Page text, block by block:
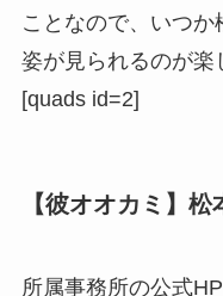
ことなので、いつ
姿が見られるのが楽
[quads id=2]
【彼オオカミ】
所属事務所の公式